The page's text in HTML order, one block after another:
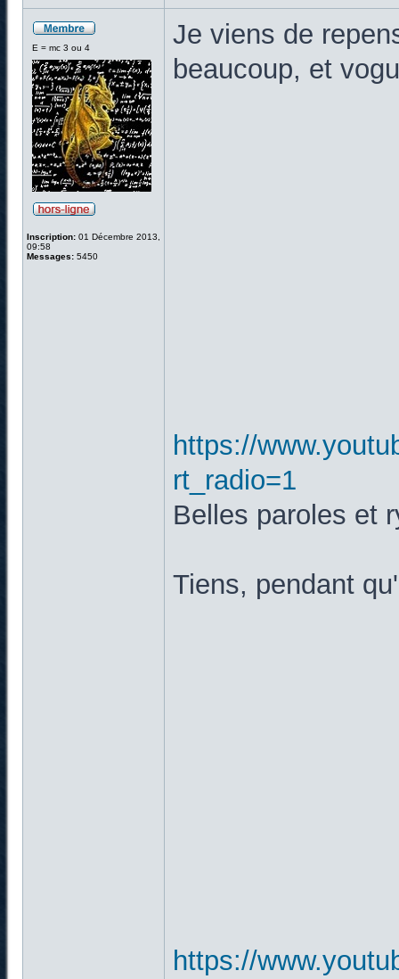
E = mc 3 ou 4
Inscription: 01 Décembre 2013,
09:58
Messages: 5450
Je viens de
beaucoup, et
https://
rt_radio=1
Belles paroles et
Tiens, pendant
https://